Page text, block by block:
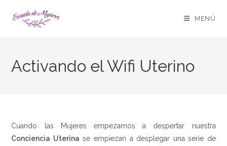
MENÚ
Activando el Wifi Uterino
Cuando las Mujeres empezamos a despertar nuestra
Conciencia Uterina se empiezan a desplegar una serie de